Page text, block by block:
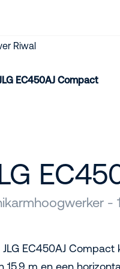
Riwal
EC450AJ Compact
-
JLG EC450AJ
15,9 m en een